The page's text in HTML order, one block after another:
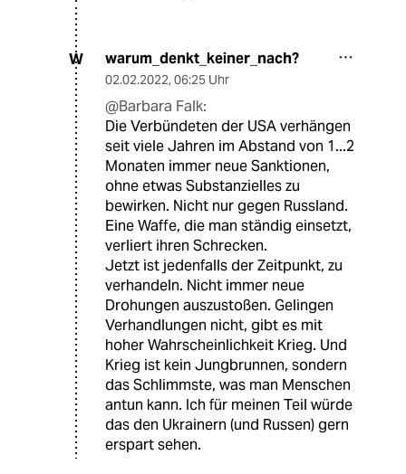
W warum_denkt_keiner_nach?
02.02.2022, 06:25 Uhr
@Barbara Falk:
Die Verbündeten der USA verhängen
seit viele Jahren im Abstand von 1...2
Monaten immer neue Sanktionen,
ohne etwas Substanzielles zu
bewirken. Nicht nur gegen Russland.
Eine Waffe, die man ständig einsetzt,
verliert ihren Schrecken.
Jetzt ist jedenfalls der Zeitpunkt, zu
verhandeln. Nicht immer neue
Drohungen auszustoßen. Gelingen
Verhandlungen nicht, gibt es mit
hoher Wahrscheinlichkeit Krieg. Und
Krieg ist kein Jungbrunnen, sondern
das Schlimmste, was man Menschen
antun kann. Ich für meinen Teil würde
das den Ukrainern (und Russen) gern
erspart sehen.